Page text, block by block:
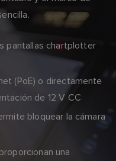
pantallas chartplotter
(PoE) o directamente
de 12 V CC
bloquear la cámara
una